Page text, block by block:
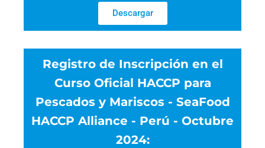
Descargar
Registro de Inscripción en el
Curso Oficial HACCP para
Pescados y Mariscos - SeaFood
HACCP Alliance - Perú - Octubre
2024: